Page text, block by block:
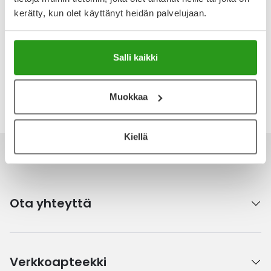
kerätty, kun olet käyttänyt heidän palvelujaan.
Salli kaikki
Muokkaa
Kiellä
Arvostelut ja kokemuksia
Katso kaikki GESKE-tuotteet
Ota yhteyttä
Verkkoapteekki